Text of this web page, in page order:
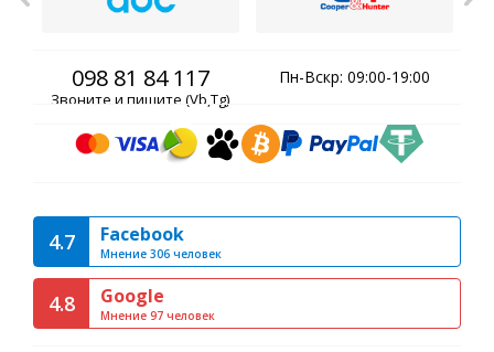
098 81 84 117
Звоните и пишите (Vb,Tg)
Пн-Вскр: 09:00-19:00
4.7 Facebook
Мнение 306 человек
4.8 Google
Мнение 97 человек